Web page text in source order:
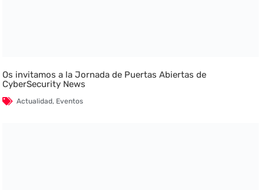
Os invitamos a la Jornada de Puertas Abiertas de
CyberSecurity News
Actualidad, Eventos